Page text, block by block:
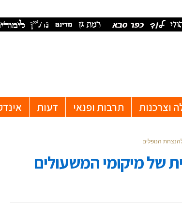
וצרכנות תרבות ופנאי דעות
של מיקומי המשעולים